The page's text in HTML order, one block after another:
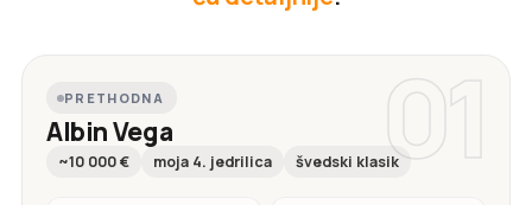
01
PRETHODNA
Albin Vega
~10 000 € moja 4. jedrilica švedski klasik